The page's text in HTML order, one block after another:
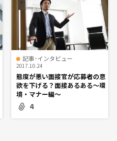
記事･インタビュー
2017.10.24
態度が悪い面接官が応募者の意
欲を下げる？面接あるある～環
境・マナー編～
4